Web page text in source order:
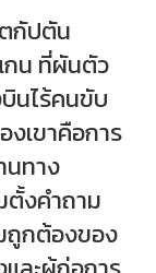
กัปตัน
กน ที่ผันตัว
นไร้คนขับ
เขาคือการ
ทาง
ตั้งคำถาม
ถูกต้องของ